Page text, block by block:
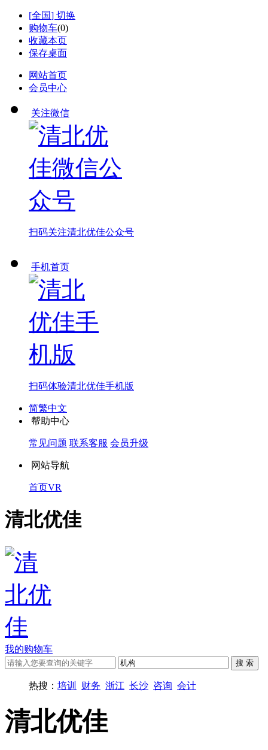
[全国] 切换
购物车(0)
收藏本页
保存桌面
网站首页
会员中心
关注微信
扫码关注清北优佳公众号
手机首页
扫码体验清北优佳手机版
简繁中文
帮助中心
常见问题 联系客服 会员升级
网站导航
首页VR
清北优佳
我的购物车
热搜： 培训 财务 浙江 长沙 咨询 会计
清北优佳